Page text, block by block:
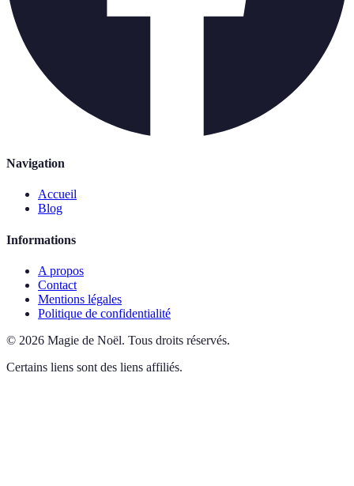
Navigation
Accueil
Blog
Informations
A propos
Contact
Mentions légales
Politique de confidentialité
© 2026 Magie de Noël. Tous droits réservés.
Certains liens sont des liens affiliés.